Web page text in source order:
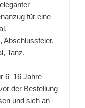
für eine
Abschlussfeier,
Tanz,
6–16 Jahre
der Bestellung
und sich an